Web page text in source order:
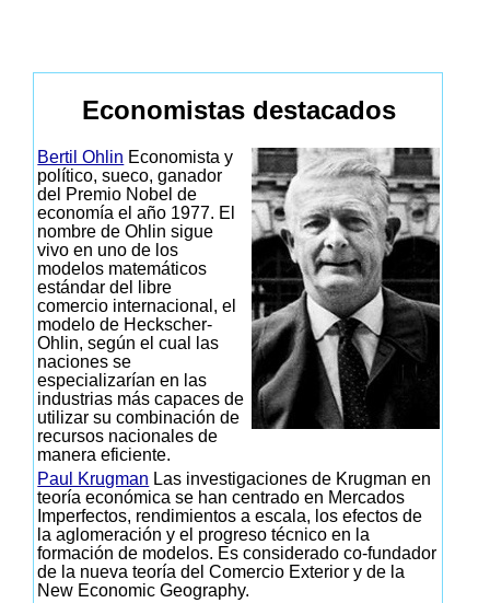
Economistas destacados
Bertil Ohlin Economista y
político, sueco, ganador
del Premio Nobel de
economía el año 1977. El
nombre de Ohlin sigue
vivo en uno de los
modelos matemáticos
estándar del libre
comercio internacional, el
modelo de Heckscher-
Ohlin, según el cual las
naciones se
especializarían en las
industrias más capaces de
utilizar su combinación de
recursos nacionales de
manera eficiente.
Paul Krugman Las investigaciones de Krugman en
teoría económica se han centrado en Mercados
Imperfectos, rendimientos a escala, los efectos de
la aglomeración y el progreso técnico en la
formación de modelos. Es considerado co-fundador
de la nueva teoría del Comercio Exterior y de la
New Economic Geography.